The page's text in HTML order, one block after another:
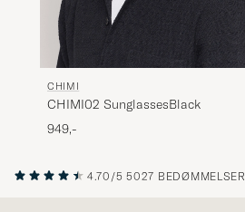
CHIMI
CHIMI02 SunglassesBlack
949,-
4.70/5 5027 BEDØMMELSER